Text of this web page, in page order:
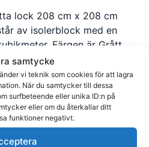
samtycke
vi teknik som cookies för att lagra
När du samtycker till dessa
surfbeteende eller unika ID:n på
eller om du återkallar ditt
funktioner negativt.
lock 208 cm x 208 cm
av isolerblock med en
Färgen är Grått.
U-balk av stål (stål är
styrka och vridstyvhet) som
vilket gör att den inte
spabad 820007 är i sin tur
och tillverkat i